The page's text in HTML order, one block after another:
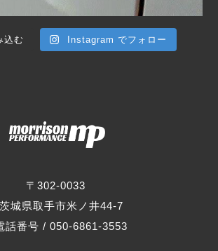
〒302-0033
茨城県取手市米ノ井44-7
話番号 / 050-6861-3553
込む Instagram でフォロー